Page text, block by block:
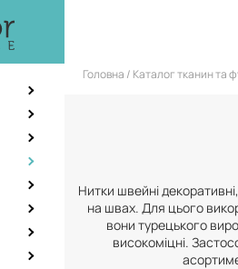
Головна Каталог тканин та
Нитки швейні
на швах. Для цього
вони турецького
високоміцні.